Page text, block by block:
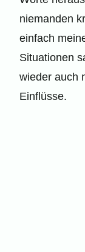
niemanden
einfach
Situationen
wieder auch
Einflüsse.